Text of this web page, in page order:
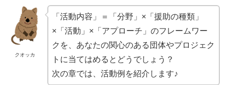
クオッカ
「活動内容」＝「分野」×「援助の種類」
×「活動」×「アプローチ」のフレームワー
クを、あなたの関心のある団体やプロジェク
トに当てはめるとどうでしょう？
次の章では、活動例を紹介します♪